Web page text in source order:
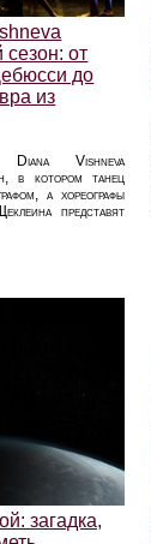
от
до
из
Diana Vishneva
в котором танец
а хореографы
представят
загадка,